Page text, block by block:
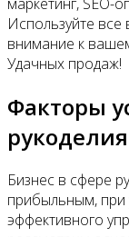
Используйте
внимание к
Удачных продаж!
Факторы
Бизнес в сфере
прибыльным, при
эффективного